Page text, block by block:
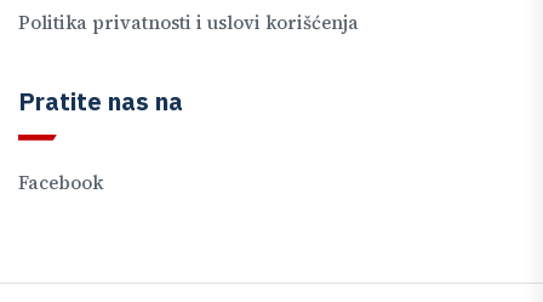
Politika privatnosti i uslovi korišćenja
Pratite nas na
Facebook